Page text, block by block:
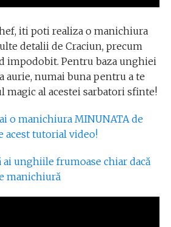
iti poti realiza o manichiura
detalii de Craciun, precum
impodobit. Pentru baza unghiei
aurie, numai buna pentru a te
al acestei sarbatori sfinte!
ai o manichiura MINUNATA de
acest tutorial video!
ai unghiile frumoase chiar dacă
manichiură